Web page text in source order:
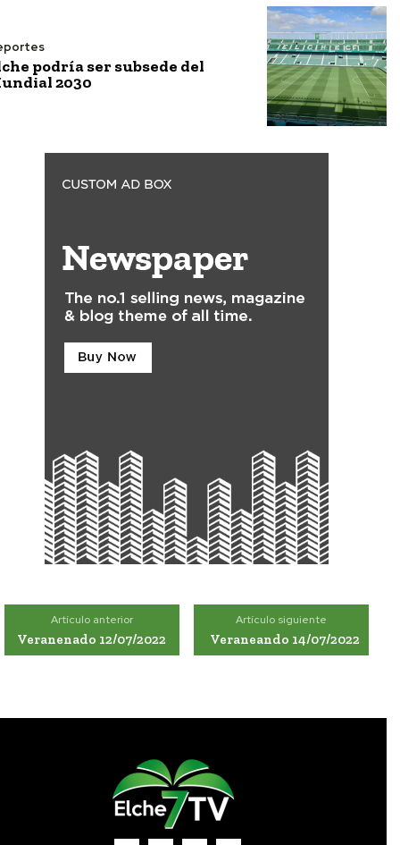
podría ser subsede del
2030
Artículo anterior
Veranenado 12/07/2022
Artículo siguiente
Veraneando 14/07/2022